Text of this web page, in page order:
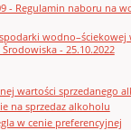
- Regulamin naboru na
wodno–ściekowej
- 25.10.2022
wartości sprzedanego
na sprzedaz alkoholu
w cenie preferencyjnej